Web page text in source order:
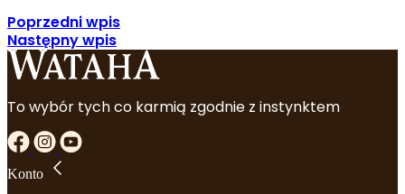
Poprzedni wpis
Następny wpis
To wybór tych co karmią zgodnie z instynktem
Konto